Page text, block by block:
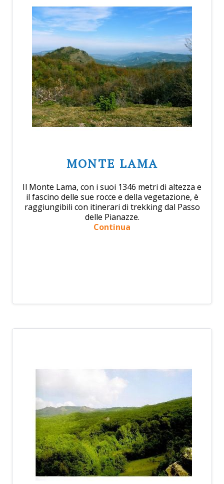
MONTE LAMA
Il Monte Lama, con i suoi 1346 metri di altezza e
il fascino delle sue rocce e della vegetazione, è
raggiungibili con itinerari di trekking dal Passo
delle Pianazze.
Continua